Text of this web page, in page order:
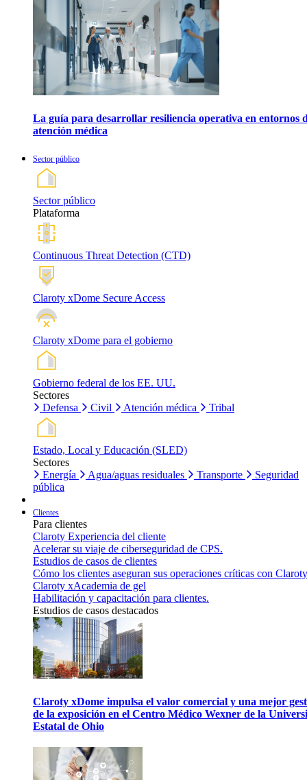
La guía para desarrollar resiliencia operativa en entornos
atención médica
Sector público
Sector público
Plataforma
Continuous Threat Detection (CTD)
Claroty xDome Secure Access
Claroty xDome para el gobierno
Gobierno federal de los EE. UU.
Sectores
Defensa
Civil Atención médica Tribal
Estado, Local y Educación (SLED)
Sectores
Energía
Agua/aguas residuales Transporte
Seguridad
pública
Clientes
Para clientes
Claroty Experiencia del cliente
Acelerar su viaje de ciberseguridad de CPS.
Estudios de casos de clientes
Cómo los clientes aseguran sus operaciones críticas con
Claroty xAcademia de gel
Habilitación y capacitación para clientes.
Estudios de casos destacados
Claroty xDome impulsa el valor comercial y una mejor
de la exposición en el Centro Médico Wexner de la
Estatal de Ohio